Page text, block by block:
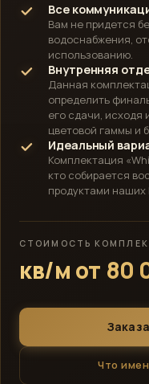
Все
Вам не придется
водоснабжения,
использованию.
Внутренняя
Данная
определить
его сдачи, исходя
цветовой гаммы и
Идеальный
Комплектация
кто собирается
продуктами наших
СТОИМОСТЬ
кв/м от 80
Что